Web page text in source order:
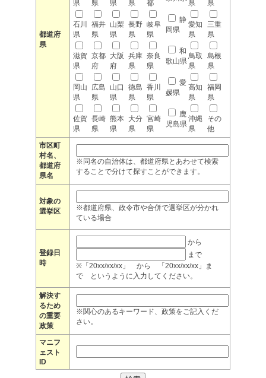
都道府
県
県
県
県
県
都
県
県
石川
県
福井
県
山梨
県
長野
県
岐阜
県
静
岡県
愛知
県
三重
県
滋賀
県
京都
府
大阪
府
兵庫
県
奈良
県
和
歌山県
鳥取
県
島根
県
岡山
県
広島
県
山口
県
徳島
県
香川
県
愛
媛県
高知
県
福岡
県
佐賀
県
長崎
県
熊本
県
大分
県
宮崎
県
鹿
児島県
沖縄
県
その
他
市区町
村名、
都道府
県名
※同名の自治体は、都道府県とあわせて検索
することで分けて探すことができます。
対象の
選挙区
※都道府県、政令市や合併で選挙区が分かれ
ている場合
登録日
時
から
まで
※「20xx/xx/xx」 から 「20xx/xx/xx」ま
で というように入力してください。
解決す
るため
の重要
政策
※関心のあるキーワード、政策をご記入くだ
さい。
マニフ
ェスト
ID